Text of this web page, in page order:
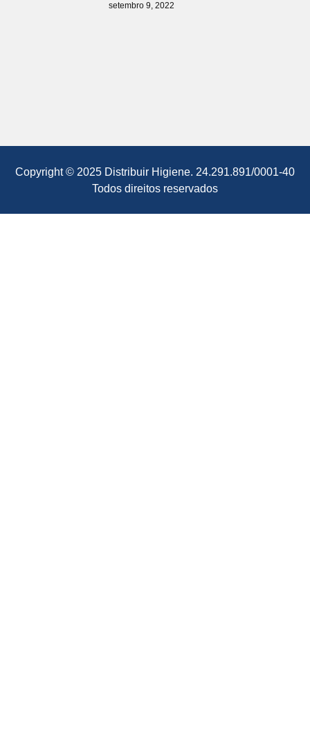
setembro 9, 2022
Copyright © 2025 Distribuir Higiene. 24.291.891/0001-40
Todos direitos reservados